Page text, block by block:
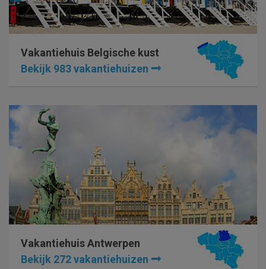
Vakantiehuis Belgische kust
Bekijk 983 vakantiehuizen
Vakantiehuis Antwerpen
Bekijk 272 vakantiehuizen